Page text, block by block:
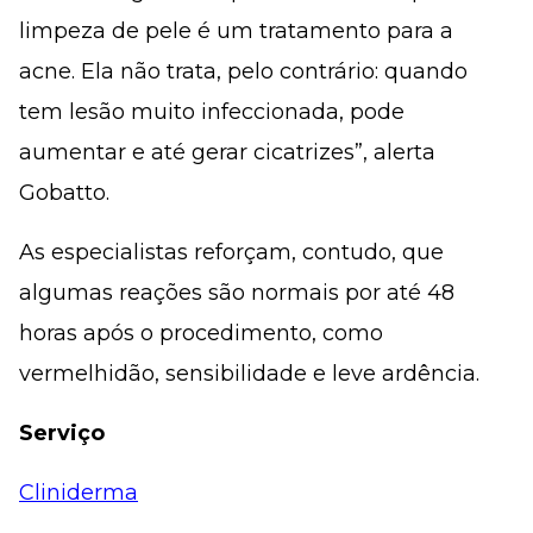
limpeza de pele é um tratamento para a
acne. Ela não trata, pelo contrário: quando
tem lesão muito infeccionada, pode
aumentar e até gerar cicatrizes”, alerta
Gobatto.
As especialistas reforçam, contudo, que
algumas reações são normais por até 48
horas após o procedimento, como
vermelhidão, sensibilidade e leve ardência.
Serviço
Cliniderma